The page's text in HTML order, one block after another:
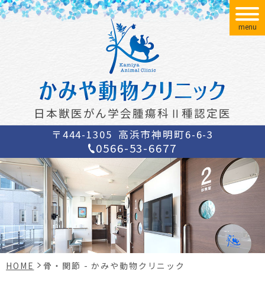
日本獣医がん学会腫瘍科Ⅱ種認定医
〒444-1305 高浜市神明町6-6-3
0566-53-6677
menu
HOME 骨・関節 - かみや動物クリニック